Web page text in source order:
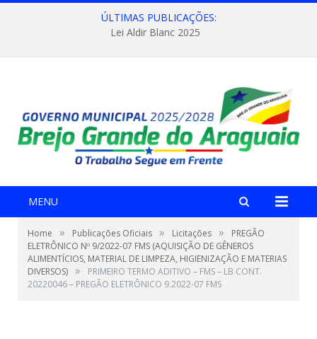
ÚLTIMAS PUBLICAÇÕES:
Lei Aldir Blanc 2025
MENU
Home » Publicações Oficiais » Licitações »
PREGÃO
ELETRÔNICO Nº 9/2022-07 FMS (AQUISIÇÃO DE GÊNEROS
ALIMENTÍCIOS, MATERIAL DE LIMPEZA, HIGIENIZAÇÃO E MATERIAS
DIVERSOS) »
PRIMEIRO TERMO ADITIVO – FMS – LB CONT.
20220046 – PREGÃO ELETRÔNICO 9.2022-07 FMS